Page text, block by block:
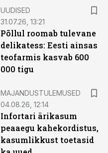
UUDISED
31.07.26, 13:21
Põllul roomab tulevane
delikatess: Eesti ainsas
teofarmis kasvab 600
000 tigu
MAJANDUSTULEMUSED
04.08.26, 12:14
Infortari ärikasum
peaaegu kahekordistus,
kasumlikkust toetasid